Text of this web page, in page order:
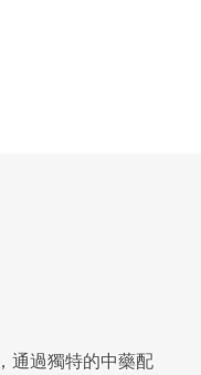
通過獨特的中藥配